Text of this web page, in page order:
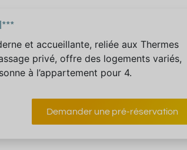
et accueillante, reliée aux Thermes
privé, offre des logements variés,
à l’appartement pour 4.
Demander une pré-réservation